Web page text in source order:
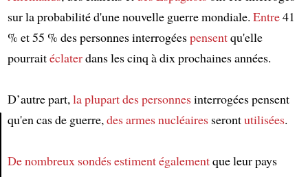
sur la probabilité d'une nouvelle guerre mondiale. Entre41
% et 55 % des personnes interrogéespensentqu'elle
pourraitéclaterdans les cinq à dix prochaines années.
D’autre part,la plupart des personnesinterrogées pensent
qu'en cas de guerre,des armes nucléairesserontutilisées.
De nombreux sondésestiment égalementque leur pays